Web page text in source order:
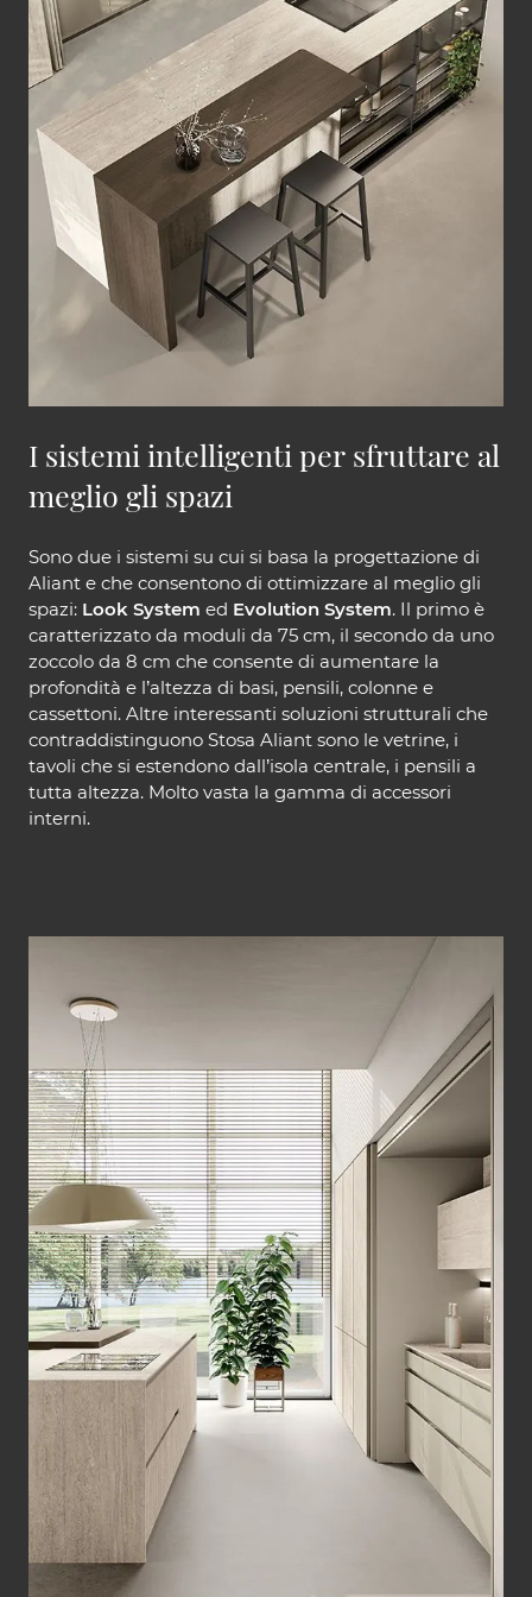
I sistemi intelligenti per sfruttare al
meglio gli spazi
Sono due i sistemi su cui si basa la progettazione di
Aliant e che consentono di ottimizzare al meglio gli
spazi: Look System ed Evolution System. Il primo è
caratterizzato da moduli da 75 cm, il secondo da uno
zoccolo da 8 cm che consente di aumentare la
profondità e l’altezza di basi, pensili, colonne e
cassettoni. Altre interessanti soluzioni strutturali che
contraddistinguono Stosa Aliant sono le vetrine, i
tavoli che si estendono dall’isola centrale, i pensili a
tutta altezza. Molto vasta la gamma di accessori
interni.